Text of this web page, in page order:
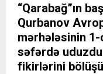
“Qarabağ”ın
Qurbanov
mərhələsinin 1-
səfərdə
fikirlərini